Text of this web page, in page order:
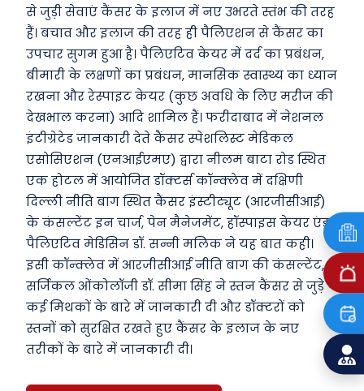
से जुड़ी सेवाएं कैंसर के इलाज में नए उभरते स्तंभ की तरह
हैं। बचाव और इलाज की तरह ही पैलिएशन से कैंसर का
उपचार सुगम हुआ है। पैलिएटिव केयर में दर्द का प्रबंधन,
बीमारी के लक्षणों का प्रबंधन, मानसिक स्वास्थ्य का ध्यान
रखना और रेस्पाइट केयर (कुछ अवधि के लिए मरीज की
देखभाल करना) आदि शामिल हैं। फरीदाबाद में नेशनल
इंटीग्रेटेड जानकारी देते कैंसर स्पेशलिस्ट मेडिकल
एसोसिएशन (एनआईएमए) द्वारा नीलम बाटा रोड स्थित
एक होटल में आयोजित डॉक्टर्स कॉन्क्लेव में दक्षिणी
दिल्ली नीति बाग स्थित कैंसर इंस्टीट्यूट (आरजीसीआई)
के कंसल्टेंट इन चार्ज, पेन मैनेजमेंट, हॉस्पाइस केयर एंड
पैलिएटिव मेडिसिन डॉ. सन्नी मलिक ने यह बात कही।
इसी कॉन्क्लेव में आरजीसीआई नीति बाग की कंसल्टेंट,
सर्जिकल ओंकोलॉजी डॉ. सीमा सिंह ने स्तन कैंसर से जुड़े
कई मिथकों के बारे में जानकारी दी और डॉक्टरों को
स्तनों को सुरक्षित रखते हुए कैंसर के इलाज के नए
तरीकों के बारे में जानकारी दी।